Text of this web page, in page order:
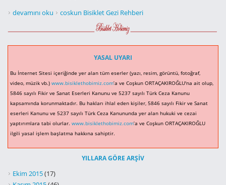
KÖPRÜLERİMİZ- 9 ANTALYA- KEMER ARASI hakkında
devamını oku coskun Bisiklet Gezi Rehberi
YASAL UYARI
Bu İnternet Sitesi içeriğinde yer alan tüm eserler (yazı, resim, görüntü, fotoğraf,
video, müzik vb.)www.bisiklethobimiz.com’a ve Coşkun ORTAÇAKIROĞLU'na ait olup,
5846 sayılı Fikir ve Sanat Eserleri Kanunu ve 5237 sayılı Türk Ceza Kanunu
kapsamında korunmaktadır. Bu hakları ihlal eden kişiler, 5846 sayılı Fikir ve Sanat
eserleri Kanunu ve 5237 sayılı Türk Ceza Kanununda yer alan hukuki ve cezai
yaptırımlara tabi olurlar.www.bisiklethobimiz.com’a ve Coşkun ORTAÇAKIROĞLU
ilgili yasal işlem başlatma hakkına sahiptir.
YILLARA GÖRE ARŞIV
Ekim 2015(17)